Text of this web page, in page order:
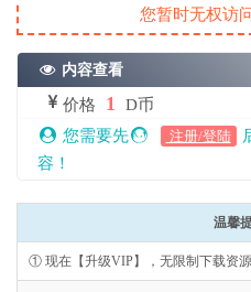
您暂时无权访
内容查看
价格 1
D币
您需要先
注册/登陆
容！
温馨
① 现在【升级VIP】，无限制下载资源